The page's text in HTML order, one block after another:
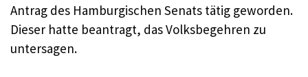
Antrag des Hamburgischen Senats tätig geworden.
Dieser hatte beantragt, das Volksbegehren zu
untersagen.